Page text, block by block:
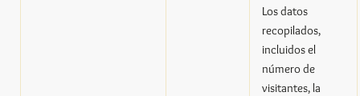
Los datos
recopilados,
incluidos el
número de
visitantes, la